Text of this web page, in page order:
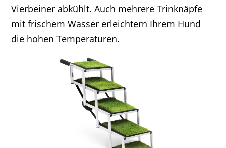
Vierbeiner abkühlt. Auch mehrereTrinknäpfe
mit frischem Wasser erleichtern Ihrem Hund
die hohen Temperaturen.